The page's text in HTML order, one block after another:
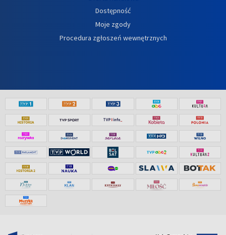
Dostępność
Moje zgody
Procedura zgłoszeń wewnętrznych